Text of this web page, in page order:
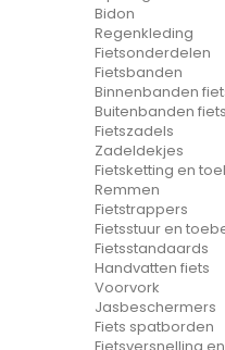
Bidon
Regenkleding
Fietsonderdelen
Fietsbanden
Binnenbanden
Buitenbanden fiets
Fietszadels
Zadeldekjes
Fietsketting en
Remmen
Fietstrappers
Fietsstuur en
Fietsstandaards
Handvatten fiets
Voorvork
Jasbeschermers
Fiets spatborden